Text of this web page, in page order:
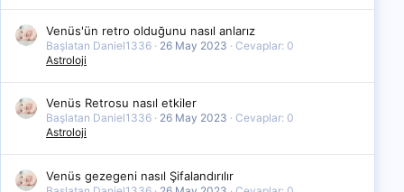
Venüs'ün retro olduğunu nasıl anlarız
Başlatan Daniel1336 26 May 2023
Cevaplar: 0
Astroloji
Venüs Retrosu nasıl etkiler
Başlatan Daniel1336 26 May 2023
Cevaplar: 0
Astroloji
Venüs gezegeni nasıl Şifalandırılır